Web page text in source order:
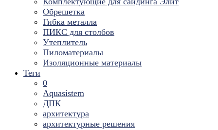
Обрешетка
Гибка металла
ПИКС для столбов
Утеплитель
Пиломатериалы
Изоляционные материалы
Теги
0
Aquasistem
ДПК
архитектура
архитектурные решения